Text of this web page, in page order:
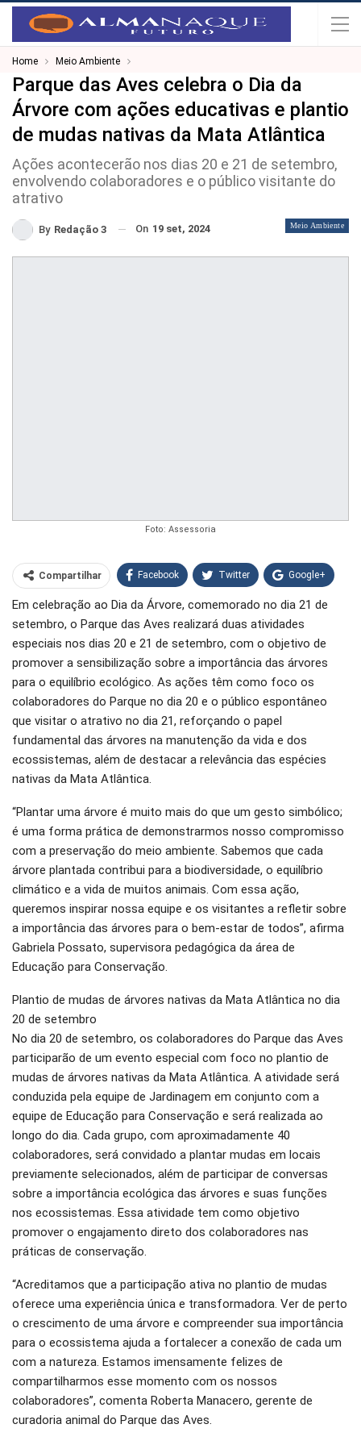
Home Meio Ambiente
Parque das Aves celebra o Dia da
Árvore com ações educativas e plantio
de mudas nativas da Mata Atlântica
Ações acontecerão nos dias 20 e 21 de setembro,
envolvendo colaboradores e o público visitante do
atrativo
Meio Ambiente
By Redação 3 On 19 set, 2024
Foto: Assessoria
Compartilhar Facebook Twitter Google+
WhatsApp Pinterest
Em celebração ao Dia da Árvore, comemorado no dia 21 de
setembro, o Parque das Aves realizará duas atividades
especiais nos dias 20 e 21 de setembro, com o objetivo de
promover a sensibilização sobre a importância das árvores
para o equilíbrio ecológico. As ações têm como foco os
colaboradores do Parque no dia 20 e o público espontâneo
que visitar o atrativo no dia 21, reforçando o papel
fundamental das árvores na manutenção da vida e dos
ecossistemas, além de destacar a relevância das espécies
nativas da Mata Atlântica.
“Plantar uma árvore é muito mais do que um gesto simbólico;
é uma forma prática de demonstrarmos nosso compromisso
com a preservação do meio ambiente. Sabemos que cada
árvore plantada contribui para a biodiversidade, o equilíbrio
climático e a vida de muitos animais. Com essa ação,
queremos inspirar nossa equipe e os visitantes a refletir sobre
a importância das árvores para o bem-estar de todos”, afirma
Gabriela Possato, supervisora pedagógica da área de
Educação para Conservação.
Plantio de mudas de árvores nativas da Mata Atlântica no dia
20 de setembro
No dia 20 de setembro, os colaboradores do Parque das Aves
participarão de um evento especial com foco no plantio de
mudas de árvores nativas da Mata Atlântica. A atividade será
conduzida pela equipe de Jardinagem em conjunto com a
equipe de Educação para Conservação e será realizada ao
longo do dia. Cada grupo, com aproximadamente 40
colaboradores, será convidado a plantar mudas em locais
previamente selecionados, além de participar de conversas
sobre a importância ecológica das árvores e suas funções
nos ecossistemas. Essa atividade tem como objetivo
promover o engajamento direto dos colaboradores nas
práticas de conservação.
“Acreditamos que a participação ativa no plantio de mudas
oferece uma experiência única e transformadora. Ver de perto
o crescimento de uma árvore e compreender sua importância
para o ecossistema ajuda a fortalecer a conexão de cada um
com a natureza. Estamos imensamente felizes de
compartilharmos esse momento com os nossos
colaboradores”, comenta Roberta Manacero, gerente de
curadoria animal do Parque das Aves.